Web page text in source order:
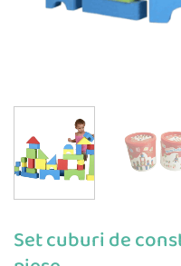
Set cuburi de